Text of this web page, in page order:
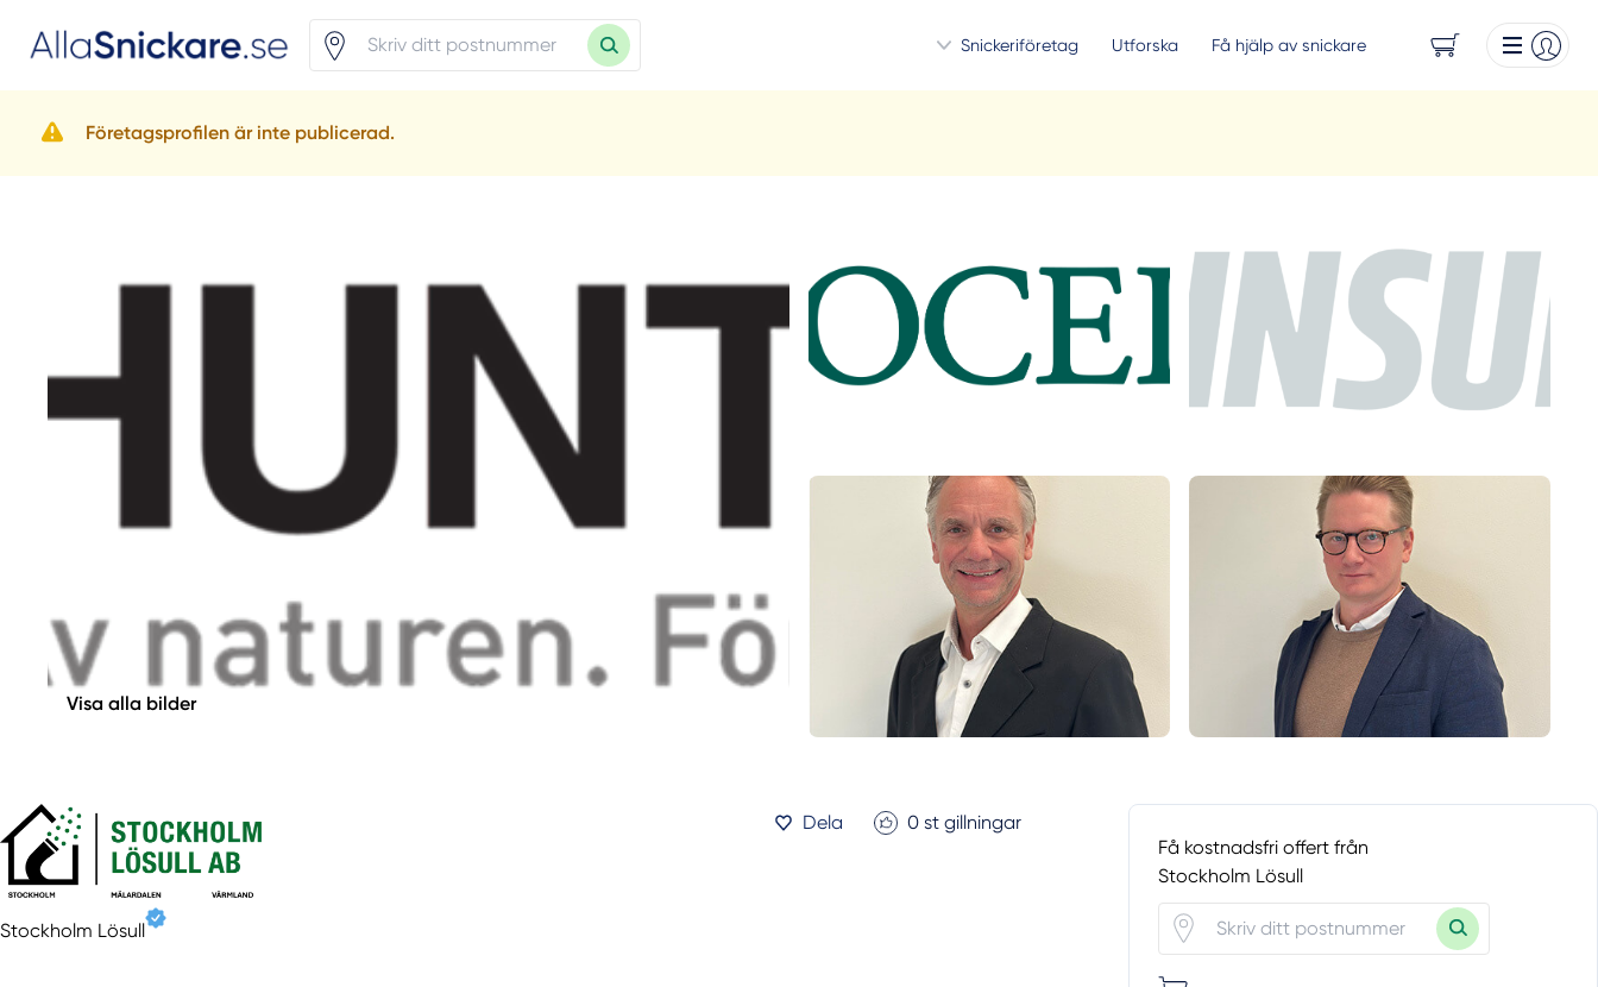
Snickeriföretag Utforska Få hjälp av snickare
Företagsprofilen är inte publicerad.
Visa alla bilder
Dela 0 st gillningar
Stockholm Lösull
Få kostnadsfri offert från
Stockholm Lösull